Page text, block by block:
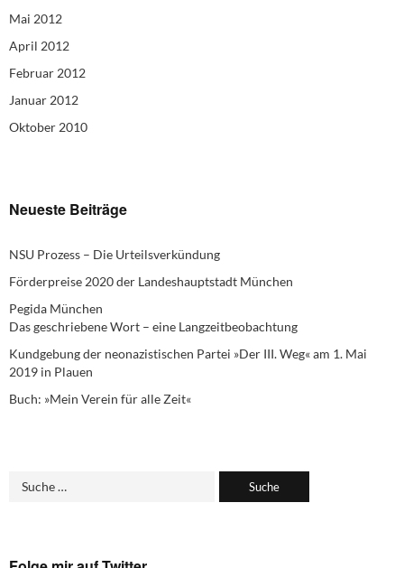
Mai 2012
April 2012
Februar 2012
Januar 2012
Oktober 2010
Neueste Beiträge
NSU Prozess – Die Urteilsverkündung
Förderpreise 2020 der Landeshauptstadt München
Pegida München
Das geschriebene Wort – eine Langzeitbeobachtung
Kundgebung der neonazistischen Partei »Der III. Weg« am 1. Mai
2019 in Plauen
Buch: »Mein Verein für alle Zeit«